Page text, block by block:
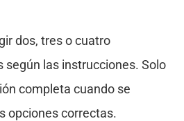
dos, tres o cuatro
según las instrucciones. Solo
completa cuando se
opciones correctas.